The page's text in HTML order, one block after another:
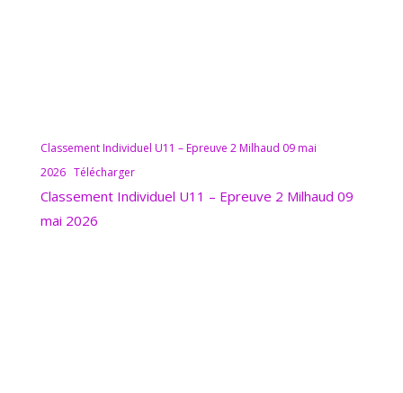
Classement Individuel U11 – Epreuve 2 Milhaud 09 mai
2026 Télécharger
Classement Individuel U11 – Epreuve 2 Milhaud 09
mai 2026